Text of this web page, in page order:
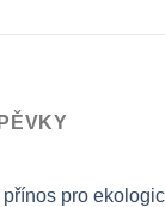
pro